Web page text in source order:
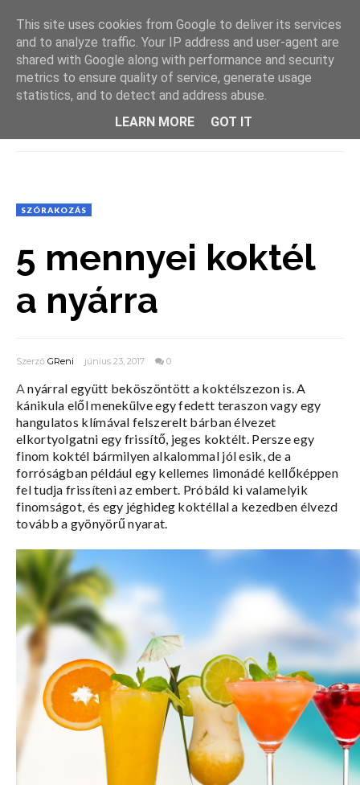
SZÓRAKOZÁS
5 mennyei koktél
a nyárra
Szerző GReni június 23, 2017 0
Anyárral együtt beköszöntött a koktélszezon is. A
kánikula elől menekülve egy fedett teraszon vagy egy
hangulatos klímával felszerelt bárban élvezet
elkortyolgatni egy frissítő, jeges koktélt. Persze egy
finom koktél bármilyen alkalommal jól esik, de a
forróságban például egy kellemes limonádé kellőképpen
fel tudja frissíteni az embert. Próbáld ki valamelyik
finomságot, és egy jéghideg koktéllal a kezedben élvezd
tovább a gyönyörű nyarat.
This site uses cookies from Google to deliver its services
and to analyze traffic. Your IP address and user-agent are
shared with Google along with performance and security
metrics to ensure quality of service, generate usage
statistics, and to detect and address abuse.
LEARN MORE
GOT IT